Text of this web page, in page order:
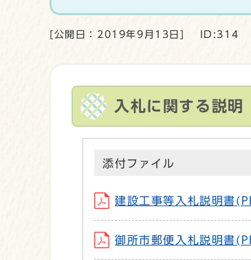
[公開日：2019年9月13日] ID:314
入札に関する説明
添付ファイル
建設工事等入札説明書
御所市郵便入札説明書